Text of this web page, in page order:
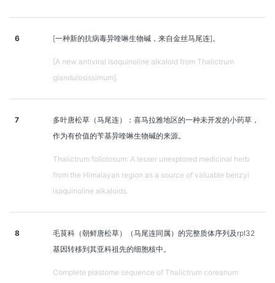
6 [一种新的抗病毒异喹啉生物碱，来自金丝马尾连]。
[A new antiviral isoquinoline alkaloid from Thalictrum
glandulosissimum].
7
多叶唐松草（马尾连）：喜马拉雅地区的一种未开发的小药草，
作为有价值的苄基异喹啉生物碱的来源。
Thalictrum foliolosum: A lesser unexplored medicinal herb
from the Himalayan region as a source of valuable benzyl
isoquinoline alkaloids.
8
毛茛科（朝鲜唐松草）（马尾连同属）的完整质体序列及rpl32
基因转移到其亚科祖先的细胞核中。
Complete plastome sequence of Thalictrum coreanum